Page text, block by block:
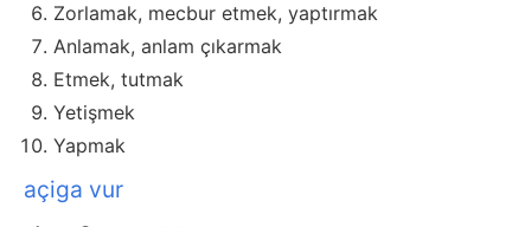
Zorlamak, mecbur etmek, yaptırmak
Anlamak, anlam çıkarmak
Etmek, tutmak
Yetişmek
Yapmak
açiga vur